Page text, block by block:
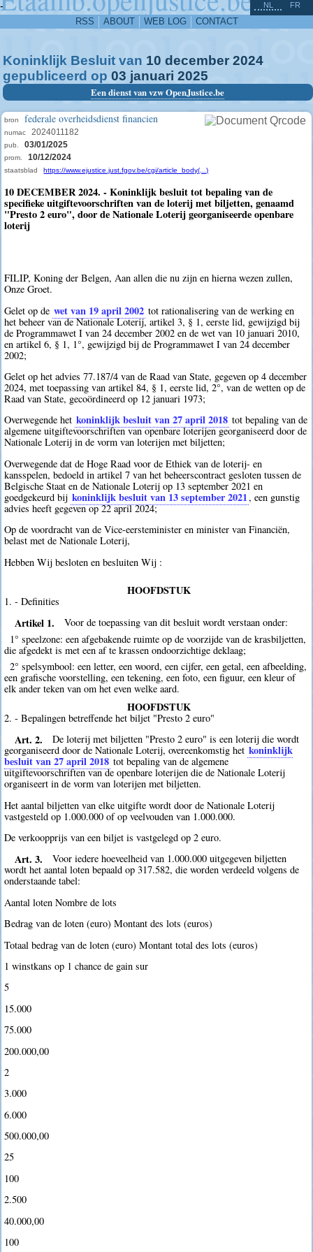
-
RSS ABOUT WEB LOG CONTACT
NL FR
Koninklijk Besluit van 10 december 2024
gepubliceerd op 03 januari 2025
Een dienst van vzw OpenJustice.be
bron federale overheidsdienst financien
numac 2024011182
pub. 03/01/2025
prom. 10/12/2024
staatsblad https://www.ejustice.just.fgov.be/cgi/article_body(...)
10 DECEMBER 2024. - Koninklijk besluit tot bepaling van de
specifieke uitgiftevoorschriften van de loterij met biljetten, genaamd
"Presto 2 euro", door de Nationale Loterij georganiseerde openbare
loterij
FILIP, Koning der Belgen, Aan allen die nu zijn en hierna wezen zullen,
Onze Groet.
Gelet op de wet van 19 april 2002 tot rationalisering van de werking en
het beheer van de Nationale Loterij, artikel 3, § 1, eerste lid, gewijzigd bij
de Programmawet I van 24 december 2002 en de wet van 10 januari 2010,
en artikel 6, § 1, 1°, gewijzigd bij de Programmawet I van 24 december
2002;
Gelet op het advies 77.187/4 van de Raad van State, gegeven op 4 december
2024, met toepassing van artikel 84, § 1, eerste lid, 2°, van de wetten op de
Raad van State, gecoördineerd op 12 januari 1973;
Overwegende het koninklijk besluit van 27 april 2018 tot bepaling van de
algemene uitgiftevoorschriften van openbare loterijen georganiseerd door de
Nationale Loterij in de vorm van loterijen met biljetten;
Overwegende dat de Hoge Raad voor de Ethiek van de loterij- en
kansspelen, bedoeld in artikel 7 van het beheerscontract gesloten tussen de
Belgische Staat en de Nationale Loterij op 13 september 2021 en
goedgekeurd bij koninklijk besluit van 13 september 2021, een gunstig
advies heeft gegeven op 22 april 2024;
Op de voordracht van de Vice-eersteminister en minister van Financiën,
belast met de Nationale Loterij,
Hebben Wij besloten en besluiten Wij :
HOOFDSTUK
1. - Definities
Artikel 1.
Voor de toepassing van dit besluit wordt verstaan onder:
1° speelzone: een afgebakende ruimte op de voorzijde van de krasbiljetten,
die afgedekt is met een af te krassen ondoorzichtige deklaag;
2° spelsymbool: een letter, een woord, een cijfer, een getal, een afbeelding,
een grafische voorstelling, een tekening, een foto, een figuur, een kleur of
elk ander teken van om het even welke aard.
HOOFDSTUK
2. - Bepalingen betreffende het biljet "Presto 2 euro"
Art. 2.
De loterij met biljetten "Presto 2 euro" is een loterij die wordt
georganiseerd door de Nationale Loterij, overeenkomstig het koninklijk
besluit van 27 april 2018 tot bepaling van de algemene
uitgiftevoorschriften van de openbare loterijen die de Nationale Loterij
organiseert in de vorm van loterijen met biljetten.
Het aantal biljetten van elke uitgifte wordt door de Nationale Loterij
vastgesteld op 1.000.000 of op veelvouden van 1.000.000.
De verkoopprijs van een biljet is vastgelegd op 2 euro.
Art. 3.
Voor iedere hoeveelheid van 1.000.000 uitgegeven biljetten
wordt het aantal loten bepaald op 317.582, die worden verdeeld volgens de
onderstaande tabel:
Aantal loten Nombre de lots
Bedrag van de loten (euro) Montant des lots (euros)
Totaal bedrag van de loten (euro) Montant total des lots (euros)
1 winstkans op 1 chance de gain sur
5
15.000
75.000
200.000,00
2
3.000
6.000
500.000,00
25
100
2.500
40.000,00
100
^